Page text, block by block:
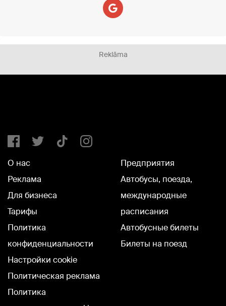
Reklāma
О нас
Реклама
Для бизнеса
Тарифы
Политика
конфиденциальности
Настройки cookie
Политическая реклама
Политика
Предприятия
Автобусы, поезда,
международные
расписания
Автобусные билеты
Билеты на поезд